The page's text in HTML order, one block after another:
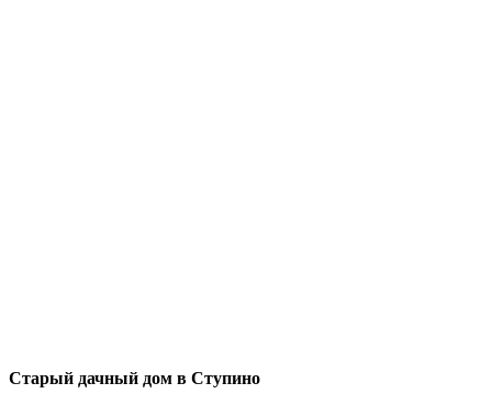
Старый дачный дом в Ступино